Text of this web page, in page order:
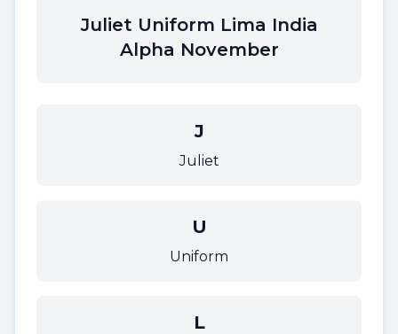
Juliet Uniform Lima India
Alpha November
J
Juliet
U
Uniform
L